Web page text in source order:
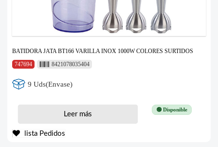
BATIDORA JATA BT166 VARILLA INOX 1000W COLORES SURTIDOS
747694
8421078035404
9 Uds(Envase)
🟢 Disponible
Leer más
lista Pedidos